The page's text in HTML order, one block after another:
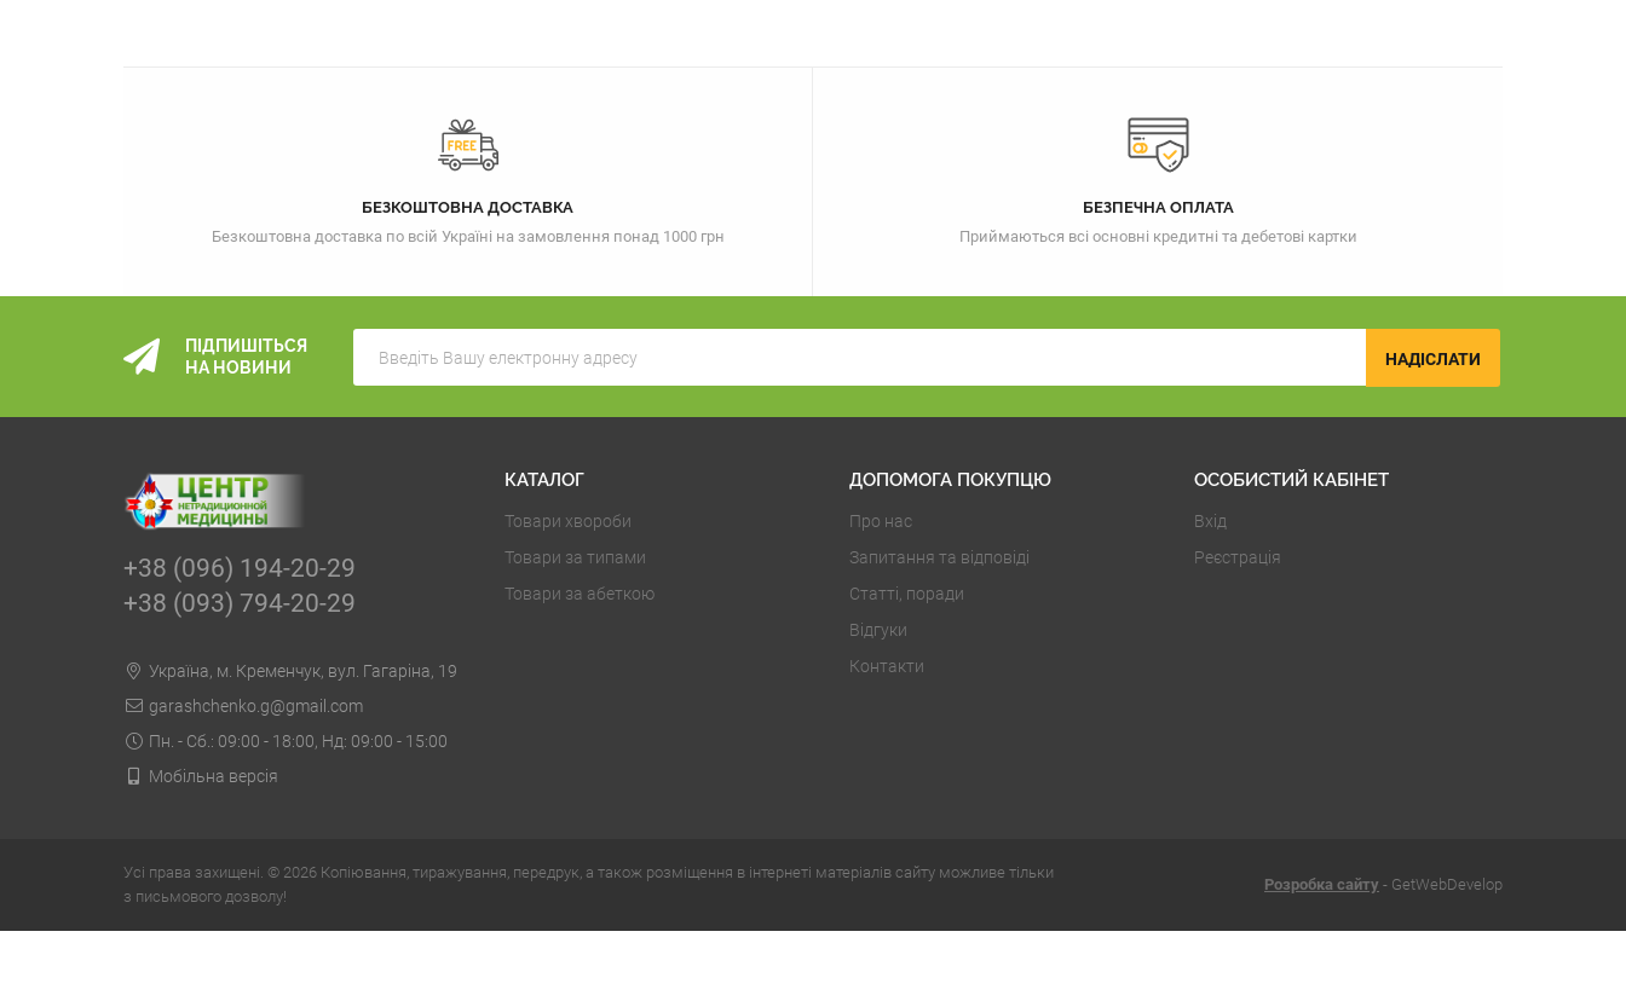
БЕЗКОШТОВНА ДОСТАВКА
Безкоштовна доставка по всій Україні на замовлення понад 1000 грн
БЕЗПЕЧНА ОПЛАТА
Приймаються всі основні кредитні та дебетові картки
ПІДПИШІТЬСЯ
НА НОВИНИ
НАДІСЛАТИ
+38 (096) 194-20-29
+38 (093) 794-20-29
Українa, м. Кременчук, вул. Гагаріна, 19
garashchenko.g@gmail.com
Пн. - Сб.: 09:00 - 18:00, Нд: 09:00 - 15:00
Мобільна версія
КАТАЛОГ
Товари хвороби
Товари за типами
Товари за абеткою
ДОПОМОГА ПОКУПЦЮ
Про нас
Запитання та відповіді
Статті, поради
Відгуки
Контакти
ОСОБИСТИЙ КАБІНЕТ
Вхід
Реєстрація
Усі права захищені. © 2026 Копіювання, тиражування, передрук, а також розміщення в інтернеті матеріалів сайту можливе тільки
з письмового дозволу!
Розробка сайту - GetWebDevelop